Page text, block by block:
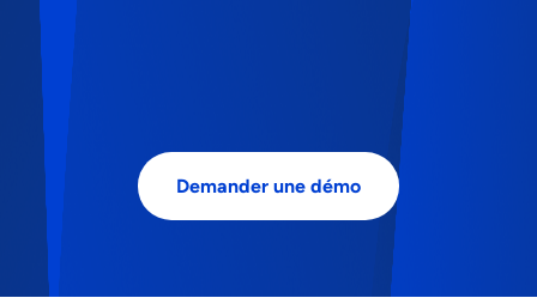
Demander une démo